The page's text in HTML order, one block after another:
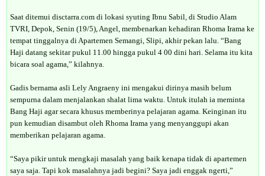
Saat ditemui disctarra.com di lokasi syuting Ibnu Sabil, di Studio Alam
TVRI, Depok, Senin (19/5), Angel, membenarkan kehadiran Rhoma Irama ke
tempat tinggalnya di Apartemen Semangi, Slipi, akhir pekan lalu. “Bang
Haji datang sekitar pukul 11.00 hingga pukul 4 00 dini hari. Selama itu kita
bicara soal agama,” kilahnya.
Gadis bernama asli Lely Angraeny ini mengakui dirinya masih belum
sempurna dalam menjalankan shalat lima waktu. Untuk itulah ia meminta
Bang Haji agar secara khusus memberinya pelajaran agama. Keinginan itu
pun kemudian disambut oleh Rhoma Irama yang menyanggupi akan
memberikan pelajaran agama.
“Saya pikir untuk mengkaji masalah yang baik kenapa tidak di apartemen
saya saja. Tapi kok masalahnya jadi begini? Saya jadi enggak ngerti,”